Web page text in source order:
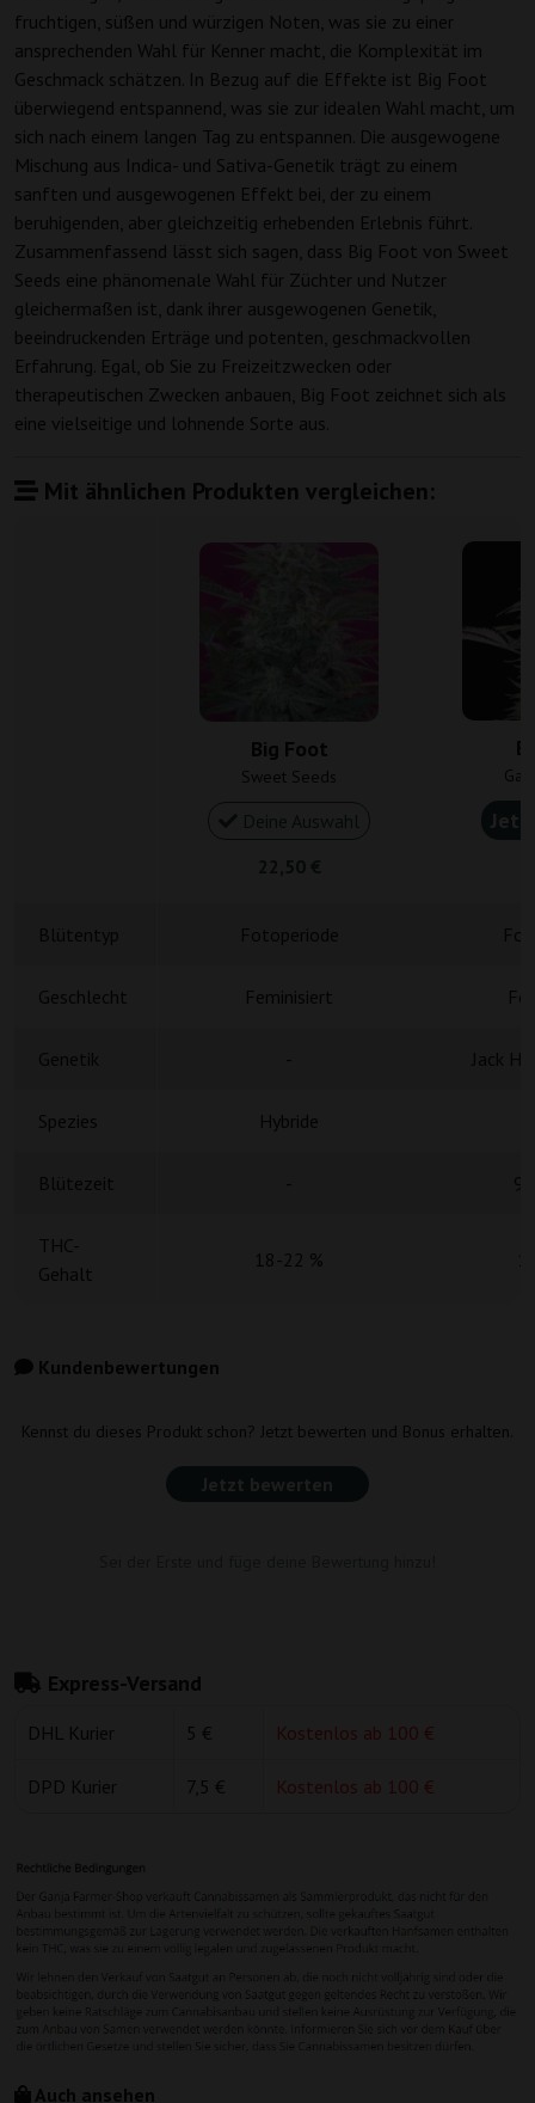
fruchtigen, süßen und würzigen Noten, was sie zu einer
ansprechenden Wahl für Kenner macht, die Komplexität im
Geschmack schätzen. In Bezug auf die Effekte ist Big Foot
überwiegend entspannend, was sie zur idealen Wahl macht, um
sich nach einem langen Tag zu entspannen. Die ausgewogene
Mischung aus Indica- und Sativa-Genetik trägt zu einem
sanften und ausgewogenen Effekt bei, der zu einem
beruhigenden, aber gleichzeitig erhebenden Erlebnis führt.
Zusammenfassend lässt sich sagen, dass Big Foot von Sweet
Seeds eine phänomenale Wahl für Züchter und Nutzer
gleichermaßen ist, dank ihrer ausgewogenen Genetik,
beeindruckenden Erträge und potenten, geschmackvollen
Erfahrung. Egal, ob Sie zu Freizeitzwecken oder
therapeutischen Zwecken anbauen, Big Foot zeichnet sich als
eine vielseitige und lohnende Sorte aus.
Mit ähnlichen Produkten vergleichen:
Big Foot
Sweet Seeds
Geschlecht Feminisiert
Spezies Hybride
THC-
Gehalt
18-22 %
Kundenbewertungen
Kennst du dieses Produkt schon? Jetzt bewerten und Bonus erhalten.
Jetzt bewerten
Express-Versand
DHL Kurier 5 € Kostenlos ab 100 €
DPD Kurier 7,5 € Kostenlos ab 100 €
Auch ansehen